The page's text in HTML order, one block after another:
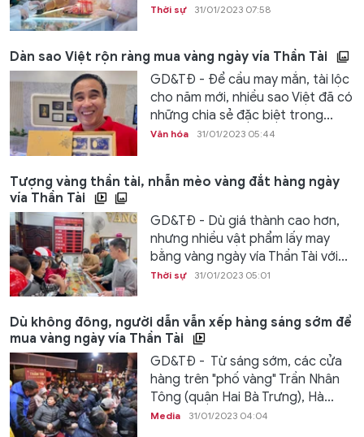
Thời sự 31/01/2023 07:58
Dàn sao Việt rộn ràng mua vàng ngày vía Thần Tài
GD&TĐ - Để cầu may mắn, tài lộc
cho năm mới, nhiều sao Việt đã có
những chia sẻ đặc biệt trong...
Văn hóa 31/01/2023 05:44
Tượng vàng thần tài, nhẫn mèo vàng đắt hàng ngày
vía Thần Tài
GD&TĐ - Dù giá thành cao hơn,
nhưng nhiều vật phẩm lấy may
bằng vàng ngày vía Thần Tài với...
Thời sự 31/01/2023 05:01
Dù không đông, người dẫn vẫn xếp hàng sáng sớm để
mua vàng ngày vía Thần Tài
GD&TĐ - Từ sáng sớm, các cửa
hàng trên "phố vàng" Trần Nhân
Tông (quận Hai Bà Trưng), Hà...
Media 31/01/2023 04:04